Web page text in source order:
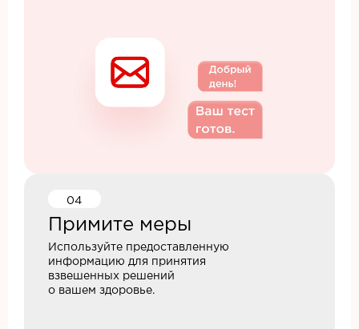
04
Примите меры
Используйте предоставленную
информацию для принятия
взвешенных решений
о вашем здоровье.